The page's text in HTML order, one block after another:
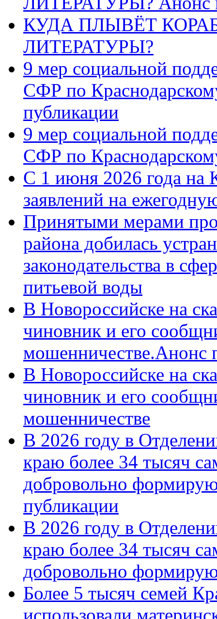
КУДА ПЛЫВЁТ
ЛИТЕРАТУРЫ?
9 мер социальной
СФР по
публикации
9 мер социальной
СФР по
С 1 июня 2026 года на
заявлений на
Принятыми мерами
района добилась
законодательства в
питьевой воды
В Новороссийске на
чиновник и его
мошенничестве.Анонс
В Новороссийске на
чиновник и его
мошенничестве
В 2026 году в
краю более 34 тысяч
добровольно
публикации
В 2026 году в
краю более 34 тысяч
добровольно
Более 5 тысяч семей
использовали